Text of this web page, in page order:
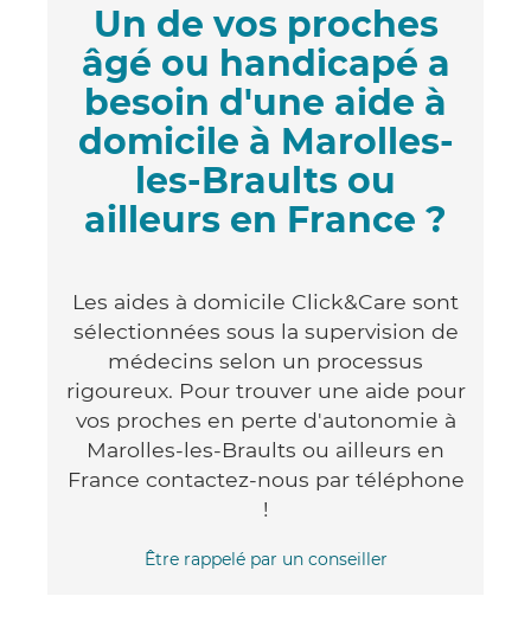
Un de vos proches
âgé ou handicapé a
besoin d'une aide à
domicile à Marolles-
les-Braults ou
ailleurs en France ?
Les aides à domicile Click&Care sont
sélectionnées sous la supervision de
médecins selon un processus
rigoureux. Pour trouver une aide pour
vos proches en perte d'autonomie à
Marolles-les-Braults ou ailleurs en
France contactez-nous par téléphone
!
Être rappelé par un conseiller